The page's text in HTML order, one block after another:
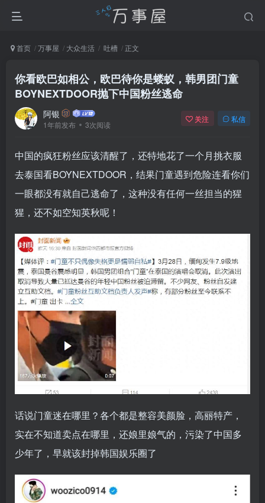
首页 万事屋 大众生活 吐槽 正文
你看欧巴如相公，欧巴待你是蝼蚁，韩男团门童
BOYNEXTDOOR抛下中国粉丝逃命
阿银
1年前发布 3次阅读
关注 私信
中国的疯狂粉丝应该清醒了，还特地花了一个月挑衣服
去泰国看BOYNEXTDOOR，结果门童遇到危险连看你们
一眼都没有就自己逃命了，这种没有任何一丝担当的猩
猩，还不如空知英秋呢！
话说门童迷在哪里？各个都是整容美颜脸，高丽特产，
实在不知道卖点在哪里，还娘里娘气的，污染了中国多
少年了，早就该封掉韩国娱乐圈了